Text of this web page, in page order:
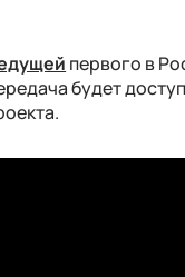
первого в
будет